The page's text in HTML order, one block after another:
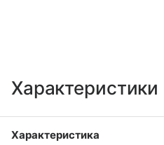
Характеристики
Характеристика